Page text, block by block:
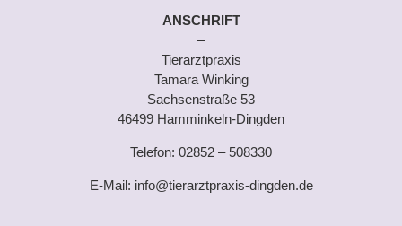
ANSCHRIFT
–
Tierarztpraxis
Tamara Winking
Sachsenstraße 53
46499 Hamminkeln-Dingden
Telefon: 02852 – 508330
E-Mail: info@tierarztpraxis-dingden.de